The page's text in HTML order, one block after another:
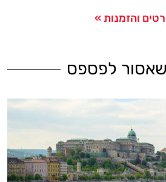
והזמנות »
לפספס